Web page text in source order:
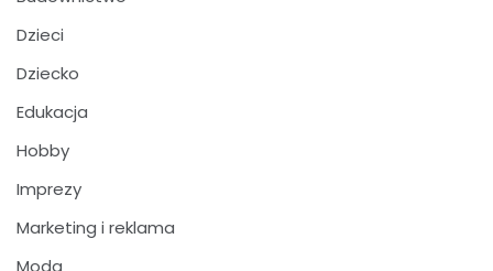
Dzieci
Dziecko
Edukacja
Hobby
Imprezy
Marketing i reklama
Moda